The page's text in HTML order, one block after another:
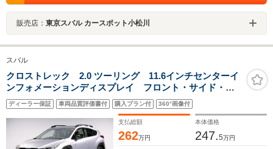
販売店： 東京スバル カースポット小松川
スバル
クロストレック 2.0 ツーリング 11.6インチセンターイ
ンフォメーションディスプレイ フロント・サイド・バ
ックカメラ ドライバーズモニタリングシステム
SRVD RAB AVH SRH ADB シートヒーター ス
テアリングヒーター
ディーラー保証 車両品質評価書付 購入プラン付 360°画像付
支払総額
262万円
本体価格
247.5万円